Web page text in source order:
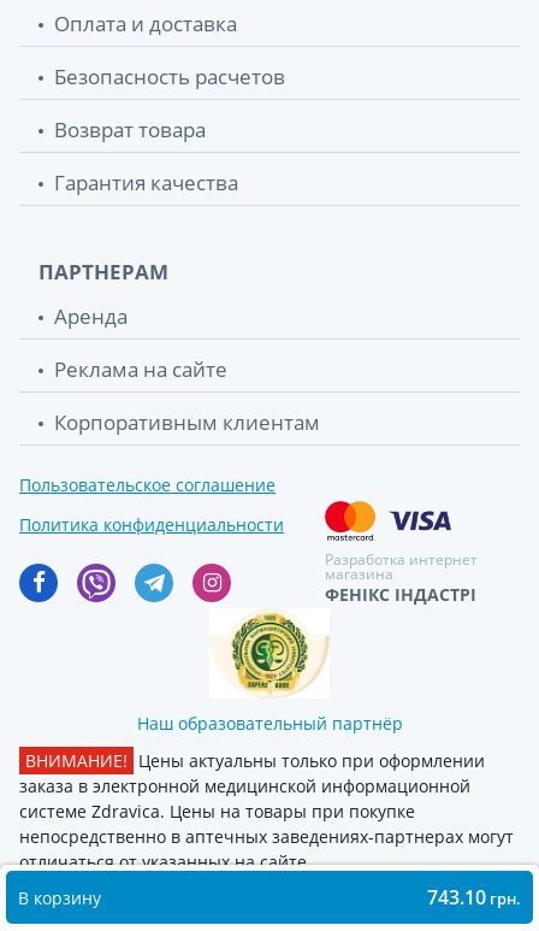
В корзину 743.10 грн.
Оплата и доставка
Безопасность расчетов
Возврат товара
Гарантия качества
ПАРТНЕРАМ
Аренда
Реклама на сайте
Корпоративным клиентам
Пользовательское соглашение
Политика конфиденциальности
Разработка интернет
магазина
ФЕНІКС ІНДАСТРІ
Наш образовательный партнёр
ВНИМАНИЕ! Цены актуальны только при оформлении
заказа в электронной медицинской информационной
системе Zdravica. Цены на товары при покупке
непосредственно в аптечных заведениях-партнерах могут
отличаться от указанных на сайте